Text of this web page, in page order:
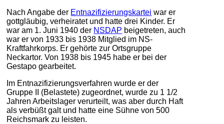
Nach Angabe der Entnazifizierungskartei war er
gottgläubig, verheiratet und hatte drei Kinder. Er
war am 1. Juni 1940 der NSDAP beigetreten, auch
war er von 1933 bis 1938 Mitglied im NS-
Kraftfahrkorps. Er gehörte zur Ortsgruppe
Neckartor. Von 1938 bis 1945 habe er bei der
Gestapo gearbeitet.
Im Entnazifizierungsverfahren wurde er der
Gruppe II (Belastete) zugeordnet, wurde zu 1 1/2
Jahren Arbeitslager verurteilt, was aber durch Haft
als verbüßt galt und hatte eine Sühne von 500
Reichsmark zu leisten.